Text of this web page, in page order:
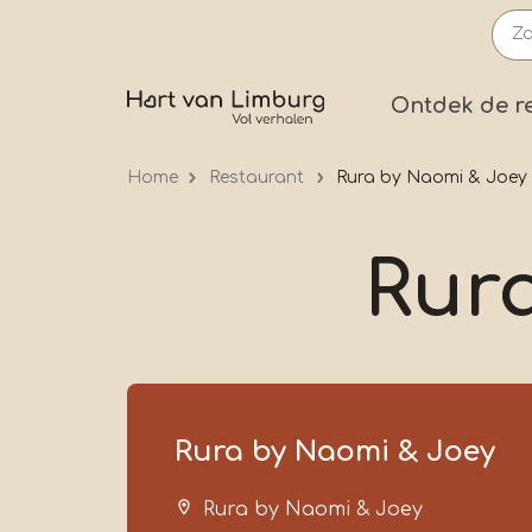
Ontdek de
Home Restaurant Rura by Naomi & Joey
Rura by Naomi & Joey
Rura by Naomi & Joey